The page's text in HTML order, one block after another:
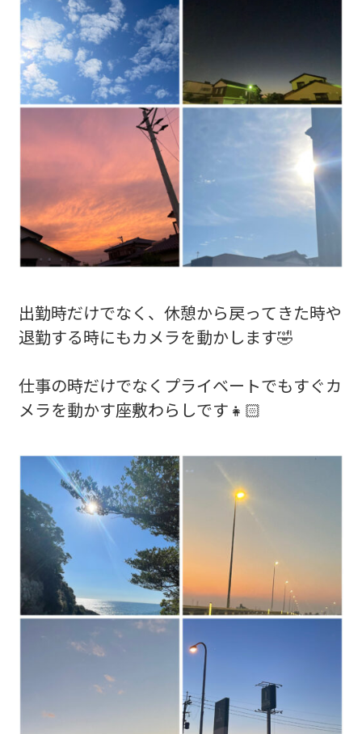
出勤時だけでなく、休憩から戻ってきた時や
退勤する時にもカメラを動かします🤣
仕事の時だけでなくプライベートでもすぐカ
メラを動かす座敷わらしです👧🏻